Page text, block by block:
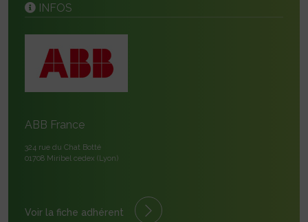
INFOS
ABB France
324 rue du Chat Botté
01708 Miribel cedex (Lyon)
Voir la fiche adhérent